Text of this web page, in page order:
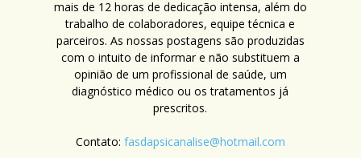
mais de 12 horas de dedicação intensa, além do
trabalho de colaboradores, equipe técnica e
parceiros. As nossas postagens são produzidas
com o intuito de informar e não substituem a
opinião de um profissional de saúde, um
diagnóstico médico ou os tratamentos já
prescritos.
Contato: fasdapsicanalise@hotmail.com